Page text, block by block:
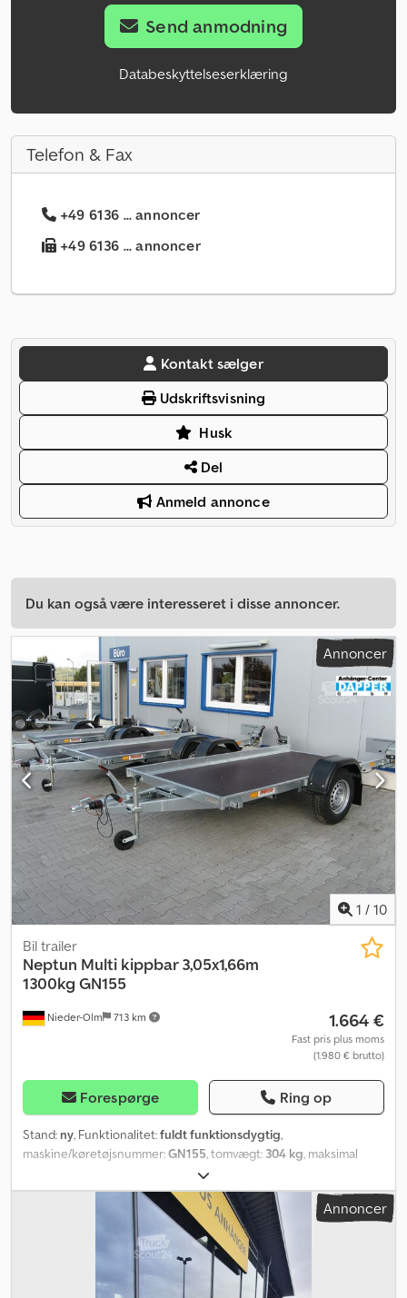
Send anmodning
Databeskyttelseserklæring
Telefon & Fax
+49 6136 ... annoncer
+49 6136 ... annoncer
Kontakt sælger
Udskriftsvisning
Husk
Del
Anmeld annonce
Du kan også være interesseret i disse annoncer.
Annoncer
1 / 10
Nieder-Olm 713 km
Bil trailer
Neptun Multi kippbar 3,05x1,66m
1300kg GN155
1.664 €
Fast pris plus moms
(1.980 € brutto)
Forespørge Ring op
Stand: ny, Funktionalitet:fuldt funktionsdygtig,
maskine/køretøjsnummer:GN155 , tomvægt: 304 kg , maksimal
1.300 kg
aksel, længde af lastrum:3.050 mm, læsningsbredde:1.660 mm,
100 mm, Chassis og ramme - Gasfjederassisteret,
vippbar platform - Kugletræk med sikkerhedsindikator - Høj
strukturel styrke takket være helsvejset ramme - Koldbukket U-
profil sidevanger og fem tværdragere - Korrosionsbeskyttede,
varmgalvaniserede ståldele - Forstærket V-trækstang Lad og
Annoncer